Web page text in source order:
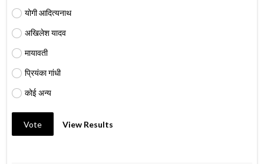
योगी आदित्यनाथ
अखिलेश यादव
मायावती
प्रियंका गांधी
कोई अन्य
Vote View Results